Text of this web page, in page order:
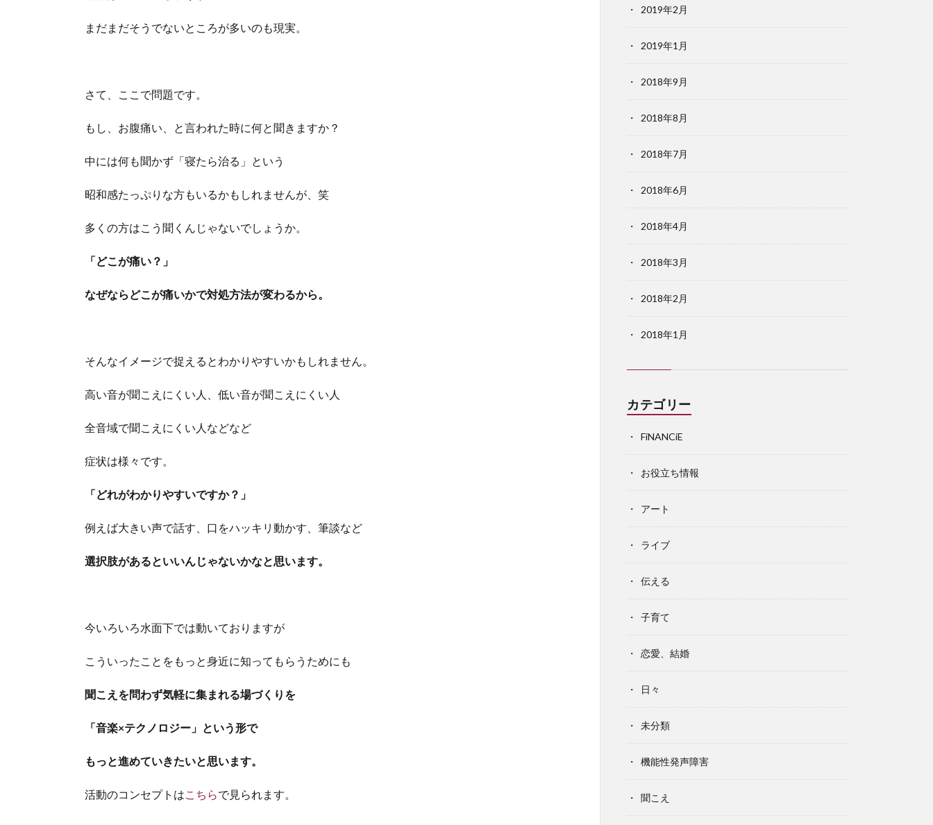
まだまだそうでないところが多いのも現実。
さて、ここで問題です。
もし、お腹痛い、と言われた時に何と聞きますか？
中には何も聞かず「寝たら治る」という
昭和感たっぷりな方もいるかもしれませんが、笑
多くの方はこう聞くんじゃないでしょうか。
「どこが痛い？」
なぜならどこが痛いかで対処方法が変わるから。
そんなイメージで捉えるとわかりやすいかもしれません。
高い音が聞こえにくい人、低い音が聞こえにくい人
全音域で聞こえにくい人などなど
症状は様々です。
「どれがわかりやすいですか？」
例えば大きい声で話す、口をハッキリ動かす、筆談など
選択肢があるといいんじゃないかなと思います。
今いろいろ水面下では動いておりますが
こういったことをもっと身近に知ってもらうためにも
聞こえを問わず気軽に集まれる場づくりを
「音楽×テクノロジー」という形で
もっと進めていきたいと思います。
活動のコンセプトは こちらで見られます。
2019年2月
2019年1月
2018年9月
2018年8月
2018年7月
2018年6月
2018年4月
2018年3月
2018年2月
2018年1月
カテゴリー
FiNANCiE
お役立ち情報
アート
ライブ
伝える
子育て
恋愛、結婚
日々
未分類
機能性発声障害
聞こえ